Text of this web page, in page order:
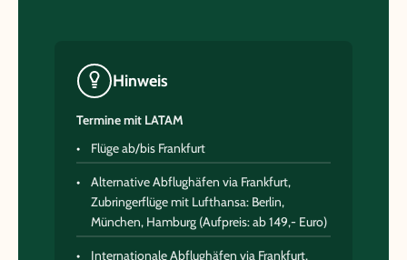
Hinweis
Termine mit LATAM
Flüge ab/bis Frankfurt
Alternative Abflughäfen via Frankfurt,
Zubringerflüge mit Lufthansa: Berlin,
München, Hamburg (Aufpreis: ab 149,- Euro)
Internationale Abflughäfen via Frankfurt,